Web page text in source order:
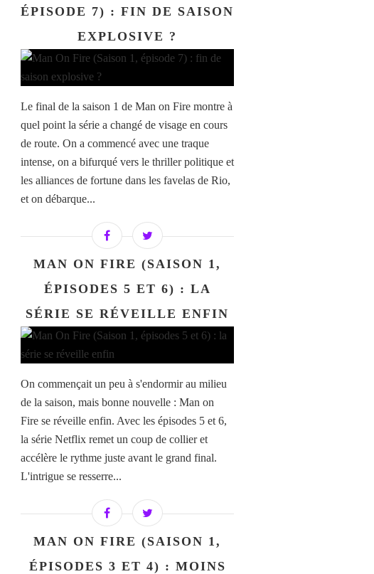
ÉPISODE 7) : FIN DE SAISON
EXPLOSIVE ?
Le final de la saison 1 de Man on Fire montre à
quel point la série a changé de visage en cours
de route. On a commencé avec une traque
intense, on a bifurqué vers le thriller politique et
les alliances de fortune dans les favelas de Rio,
et on débarque...
MAN ON FIRE (SAISON 1,
ÉPISODES 5 ET 6) : LA
SÉRIE SE RÉVEILLE ENFIN
On commençait un peu à s'endormir au milieu
de la saison, mais bonne nouvelle : Man on
Fire se réveille enfin. Avec les épisodes 5 et 6,
la série Netflix remet un coup de collier et
accélère le rythme juste avant le grand final.
L'intrigue se resserre...
MAN ON FIRE (SAISON 1,
ÉPISODES 3 ET 4) : MOINS